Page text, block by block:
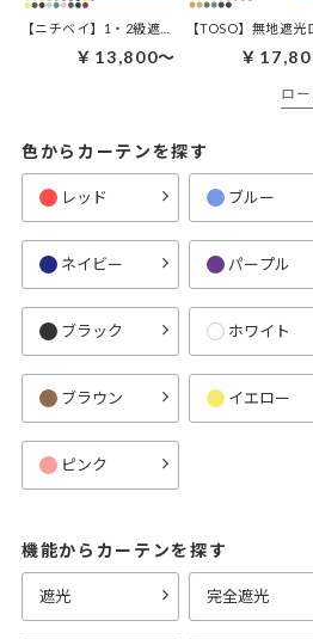
【ニチベイ】1・2級遮光 ロールスクリーン |
￥13,800～
【TOSO】無地遮
￥
ロ
色からカーテンを探す
レッド ブルー
ネイビー パープル
ブラック ホワイト
ブラウン イエロー
ピンク
機能からカーテンを探す
遮光 完全遮光